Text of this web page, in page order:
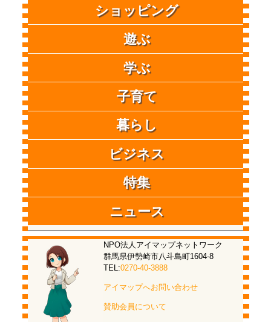
ショッピング
遊ぶ
学ぶ
子育て
暮らし
ビジネス
特集
ニュース
NPO法人アイマップネットワーク
群馬県伊勢崎市八斗島町1604-8
TEL:0270-40-3888
アイマップへお問い合わせ
賛助会員について